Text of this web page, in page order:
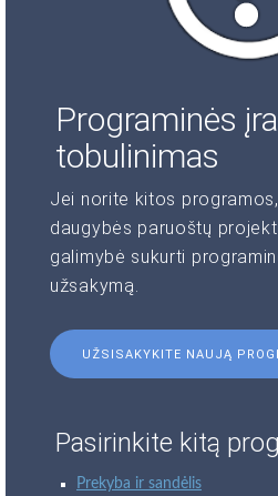
Programinės
tobulinimas
Jei norite kitos
daugybės paruoštų
galimybė sukurti
užsakymą.
UŽSISAKYKITE NAUJĄ
Pasirinkite kitą
Prekyba ir sandėlis